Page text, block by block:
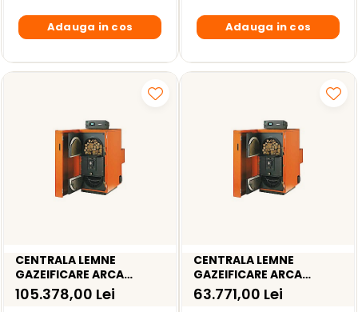
Adauga in cos Adauga in cos
CENTRALA LEMNE
GAZEIFICARE ARCA
REGOVENT 150RI INOX -
174KW
105.378,00 Lei
CENTRALA LEMNE
GAZEIFICARE ARCA
REGOVENT 120RI INOX -
145KW
63.771,00 Lei